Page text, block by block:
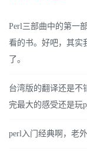
Perl三部曲中的第一
看的书。好吧，其实
了。
台湾版的翻译还是不
完最大的感受还是玩
perl入门经典啊，老